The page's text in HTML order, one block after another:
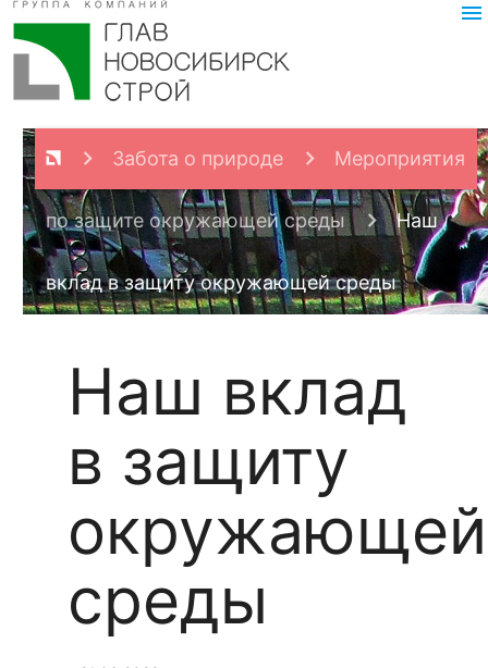
menu
Забота о природе Мероприятия
по защите окружающей среды Наш
вклад в защиту окружающей среды
Наш вклад
в защиту
окружающей
среды